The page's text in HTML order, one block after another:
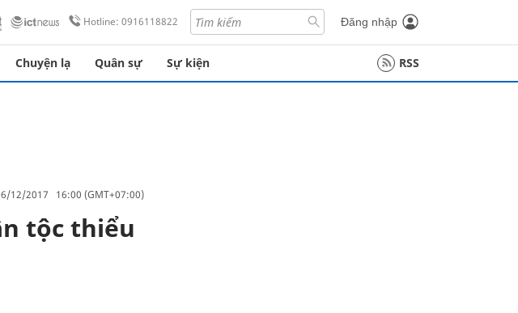
Hotline: 0916118822 Đăng nhập
Chuyện lạ Quân sự Sự kiện RSS
12/2017 16:00 (GMT+07:00)
tộc thiểu